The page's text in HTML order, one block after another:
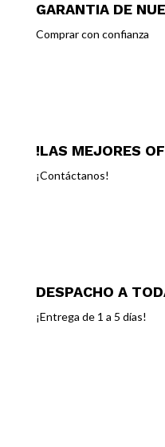
GARANTIA DE
Comprar con confianza
!LAS MEJORES
¡Contáctanos!
DESPACHO A
¡Entrega de 1 a 5 días!